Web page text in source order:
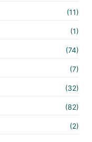
(11)
(1)
(74)
(7)
(32)
(82)
(2)